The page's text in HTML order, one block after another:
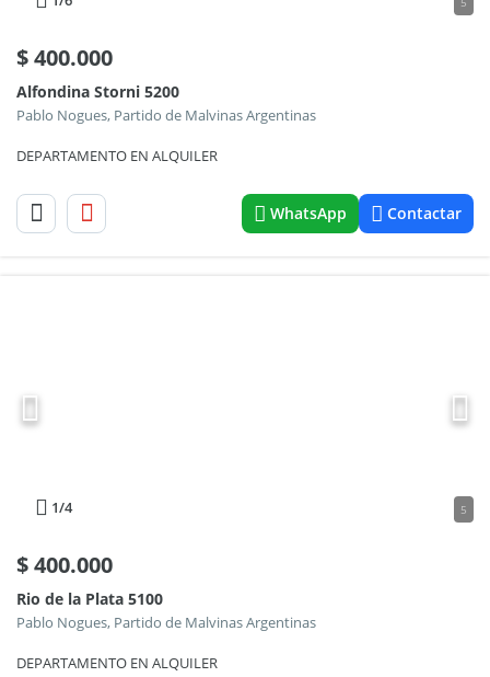
$400.000
Alfondina Storni 5200
Pablo Nogues, Partido de Malvinas Argentinas
DEPARTAMENTO EN ALQUILER
WhatsApp Contactar
1/4 5
$400.000
Rio de la Plata 5100
Pablo Nogues, Partido de Malvinas Argentinas
DEPARTAMENTO EN ALQUILER